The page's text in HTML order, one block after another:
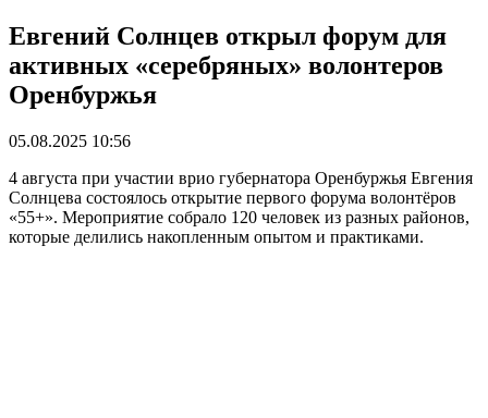
Евгений Солнцев открыл форум для
активных «серебряных» волонтеров
Оренбуржья
05.08.2025 10:56
4 августа при участии врио губернатора Оренбуржья Евгения
Солнцева состоялось открытие первого форума волонтёров
«55+». Мероприятие собрало 120 человек из разных районов,
которые делились накопленным опытом и практиками.